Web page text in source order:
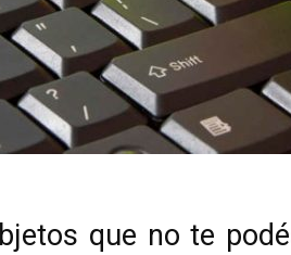
que no te